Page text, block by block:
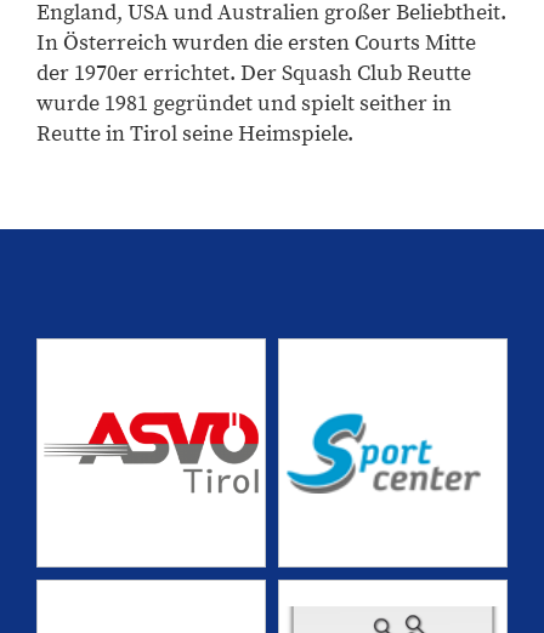
England, USA und Australien großer Beliebtheit.
In Österreich wurden die ersten Courts Mitte
der 1970er errichtet. Der Squash Club Reutte
wurde 1981 gegründet und spielt seither in
Reutte in Tirol seine Heimspiele.